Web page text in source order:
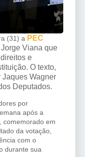
(31) a PEC
Viana que
e
O texto,
Jaques Wagner
Deputados.
por
após a
comemorado em
da votação,
com o
durante sua